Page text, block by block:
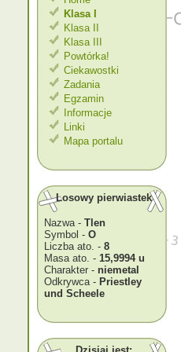
Klasa I
Klasa II
Klasa III
Powtórka!
Ciekawostki
Zadania
Egzamin
Informacje
Linki
Mapa portalu
Losowy pierwiastek
Nazwa - Tlen
Symbol - O
Liczba ato. - 8
Masa ato. - 15,9994 u
Charakter - niemetal
Odkrywca - Priestley
und Scheele